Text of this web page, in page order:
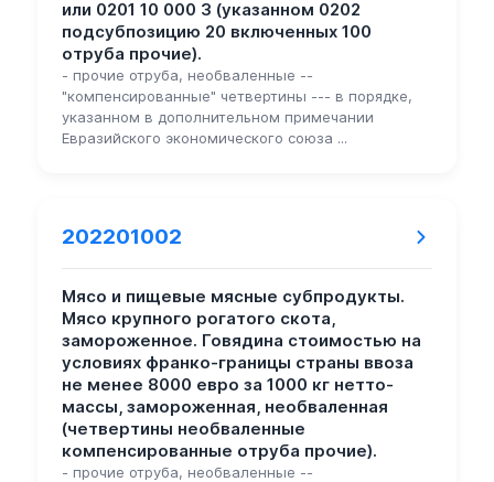
или 0201 10 000 3 (указанном 0202
подсубпозицию 20 включенных 100
отруба прочие).
- прочие отруба, необваленные --
"компенсированные" четвертины --- в порядке,
указанном в дополнительном примечании
Евразийского экономического союза ...
202201002
Мясо и пищевые мясные субпродукты.
Мясо крупного рогатого скота,
замороженное. Говядина стоимостью на
условиях франко-границы страны ввоза
не менее 8000 евро за 1000 кг нетто-
массы, замороженная, необваленная
(четвертины необваленные
компенсированные отруба прочие).
- прочие отруба, необваленные --